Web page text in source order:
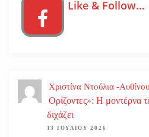
Like & Follow…
Χριστίνα Ντούλια -Αυθίνου
Ορίζοντες»: Η μοντέρνα
διχάζει
13 ΙΟΥΛΊΟΥ 2026